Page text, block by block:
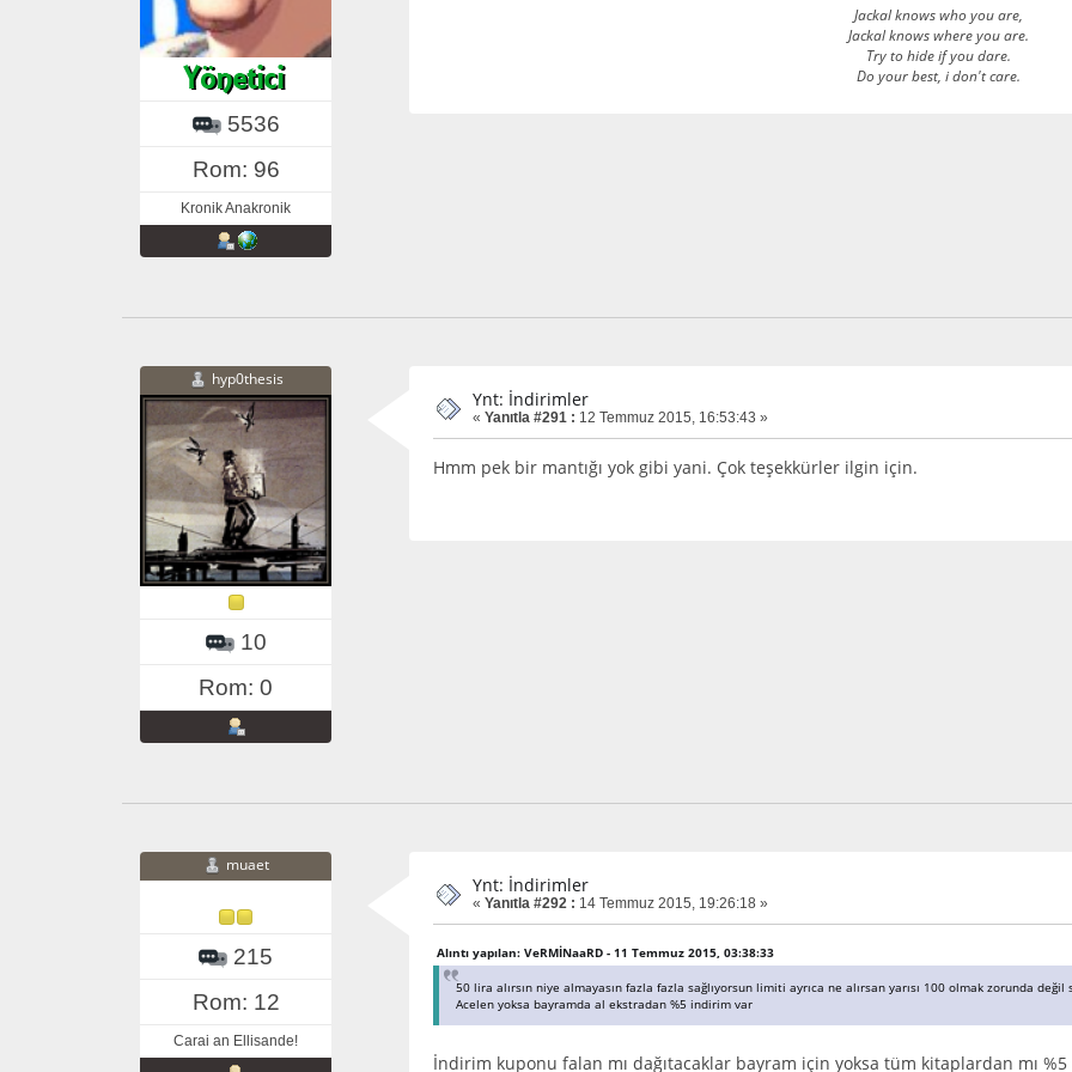
5536
Rom: 96
Kronik Anakronik
Jackal knows who you are,
Jackal knows where you are.
Try to hide if you dare.
Do your best, i don't care.
hyp0thesis
10
Rom: 0
Ynt: İndirimler
« Yanıtla #291 : 12 Temmuz 2015, 16:53:43 »
Hmm pek bir mantığı yok gibi yani. Çok teşekkürler ilgin için.
muaet
215
Rom: 12
Carai an Ellisande!
Ynt: İndirimler
« Yanıtla #292 : 14 Temmuz 2015, 19:26:18 »
Alıntı yapılan: VeRMİNaaRD - 11 Temmuz 2015, 03:38:33
50 lira alırsın niye almayasın fazla fazla sağlıyorsun limiti ayrıca ne alırsan yarısı 100 olmak zorunda
Acelen yoksa bayramda al ekstradan %5 indirim var
İndirim kuponu falan mı dağıtacaklar bayram için yoksa tüm kitaplardan mı